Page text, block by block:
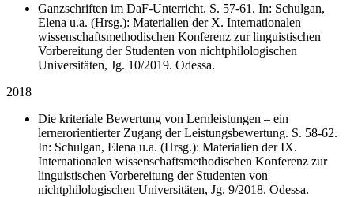
Ganzschriften im DaF-Unterricht. S. 57-61. In: Schulgan,
Elena u.a. (Hrsg.): Materialien der X. Internationalen
wissenschaftsmethodischen Konferenz zur linguistischen
Vorbereitung der Studenten von nichtphilologischen
Universitäten, Jg. 10/2019. Odessa.
2018
Die kriteriale Bewertung von Lernleistungen – ein
lernerorientierter Zugang der Leistungsbewertung. S. 58-62.
In: Schulgan, Elena u.a. (Hrsg.): Materialien der IX.
Internationalen wissenschaftsmethodischen Konferenz zur
linguistischen Vorbereitung der Studenten von
nichtphilologischen Universitäten, Jg. 9/2018. Odessa.